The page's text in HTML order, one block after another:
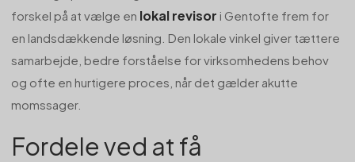
forskel på at vælge en lokal revisor i Gentofte frem for
en landsdækkende løsning. Den lokale vinkel giver tættere
samarbejde, bedre forståelse for virksomhedens behov
og ofte en hurtigere proces, når det gælder akutte
momssager.
Fordele ved at få